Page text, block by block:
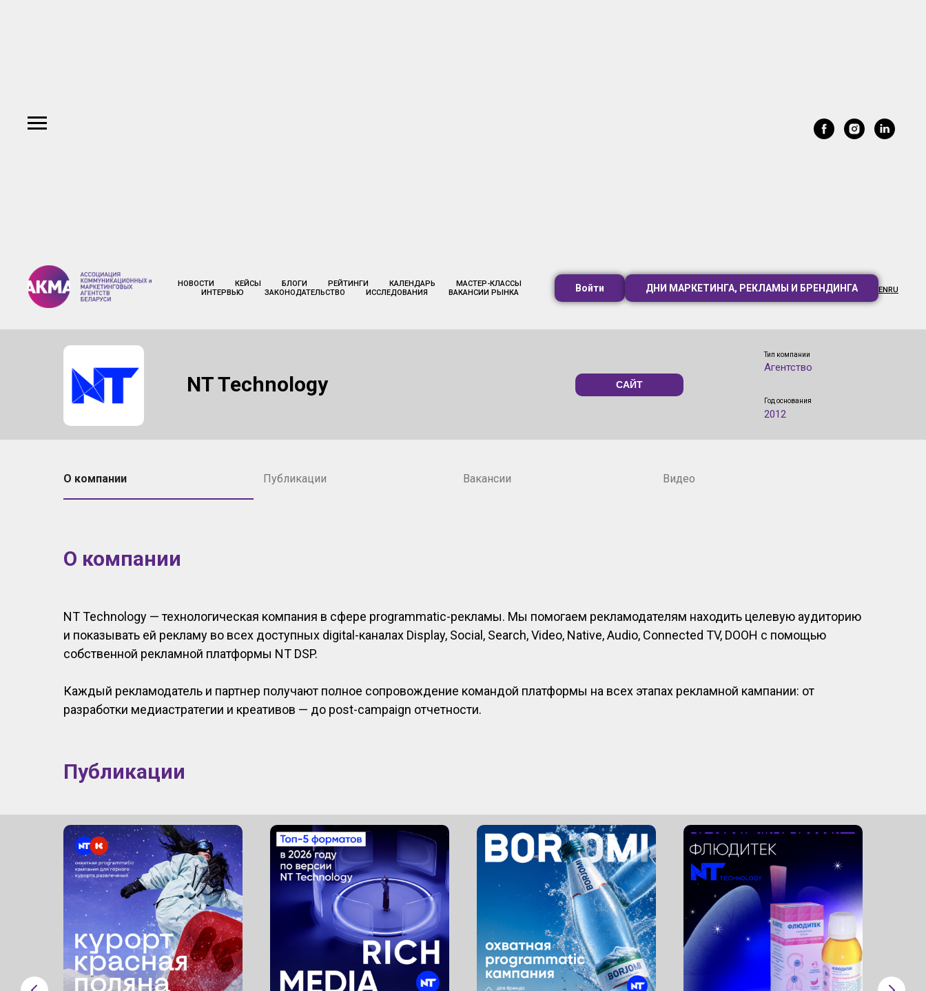
НОВОСТИ КЕЙСЫ БЛОГИ РЕЙТИНГИ КАЛЕНДАРЬ
МАСТЕР-КЛАССЫ
ИНТЕРВЬЮ
ЗАКОНОДАТЕЛЬСТВО ИССЛЕДОВАНИЯ ВАКАНСИИ РЫНКА Войти ДНИ МАРКЕТИНГА, РЕКЛАМЫ И БРЕНДИНГА ENRU
NT Technology САЙТ
Тип компании
Год основания
Агентство
2012
О компании Публикации Вакансии Видео
О компании
NT Technology — технологическая компания в сфере programmatic-рекламы. Мы помогаем рекламодателям находить целевую аудиторию
и показывать ей рекламу во всех доступных digital-каналах Display, Social, Search, Video, Native, Audio, Connected TV, DOOH с помощью
собственной рекламной платформы NT DSP.
Каждый рекламодатель и партнер получают полное сопровождение командой платформы на всех этапах рекламной кампании: от
разработки медиастратегии и креативов — до post-campaign отчетности.
Публикации